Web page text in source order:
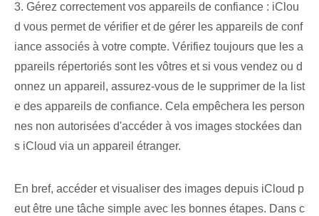
3. Gérez correctement vos appareils de confiance : iClou
d vous permet de vérifier et de gérer les appareils de conf
iance associés à votre compte. Vérifiez toujours que les a
ppareils répertoriés sont les vôtres et si vous vendez ou d
onnez un appareil, assurez-vous de le supprimer de la list
e des appareils de confiance. Cela empêchera les person
nes non autorisées d'accéder à vos images stockées dan
s iCloud via un appareil étranger.
En bref, accéder et visualiser des images depuis iCloud p
eut être une tâche simple avec les bonnes étapes. Dans c